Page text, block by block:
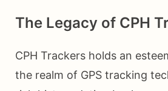
The Legacy of CPH
CPH Trackers holds an
the realm of GPS tracking